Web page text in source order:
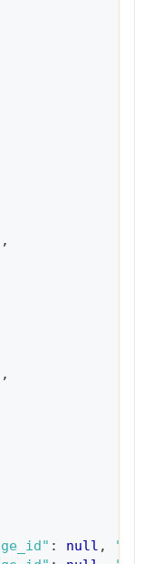
,
,
: null ,